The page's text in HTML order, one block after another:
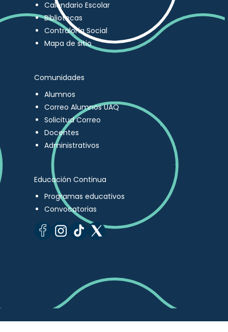
Calendario Escolar
Bibliotecas
Contraloría Social
Mapa de sitio
Comunidades
Alumnos
Correo Alumnos UAQ
Solicitud Correo
Docentes
Administrativos
Educación Continua
Programas educativos
Convocatorias